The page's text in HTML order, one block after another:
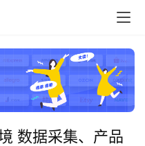
数据采集、产品